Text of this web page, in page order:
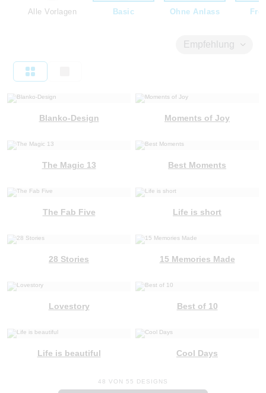
Alle Vorlagen Basic Ohne Anlass
Empfehlung
Blanko-Design Moments of Joy
The Magic 13 Best Moments
The Fab Five Life is short
28 Stories 15 Memories Made
Lovestory Best of 10
Life is beautiful Cool Days
48 VON 55 DESIGNS